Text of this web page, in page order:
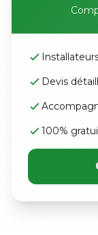
Devis
100%